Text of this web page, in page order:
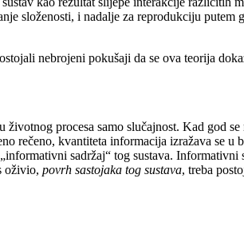
složenosti, i nadalje za reprodukciju
nebrojeni pokušaji da se ova teorija
procesa samo slučajnost. Kad god
rečeno, kvantiteta informacija izražava se
sadržaj“ tog sustava. Informativni
oživio, povrh sastojaka tog sustava, treba